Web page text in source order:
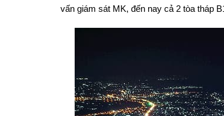
vấn giám sát MK, đến nay cả 2 tòa tháp